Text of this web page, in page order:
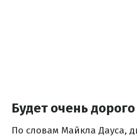
Будет очень дорого
По словам Майкла Дауса,